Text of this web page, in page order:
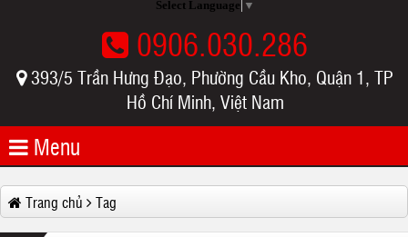
Select Language ▼
0906.030.286
393/5 Trần Hưng Đạo, Phường Cầu Kho, Quận 1, TP
Hồ Chí Minh, Việt Nam
Menu
Trang chủ Tag